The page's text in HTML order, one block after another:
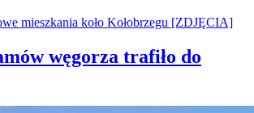
węgorza trafiło do